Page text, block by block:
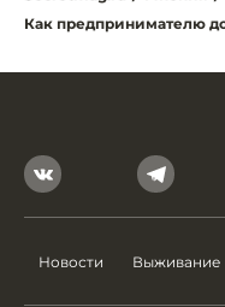
Как предпринимателю
Новости Выживание